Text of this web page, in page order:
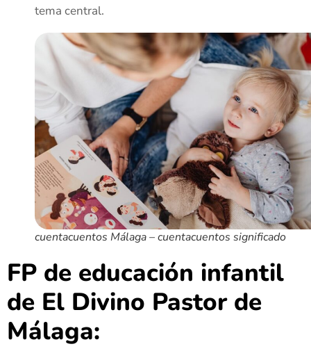
tema central.
cuentacuentos Málaga – cuentacuentos significado
FP de educación infantil
de El Divino Pastor de
Málaga: